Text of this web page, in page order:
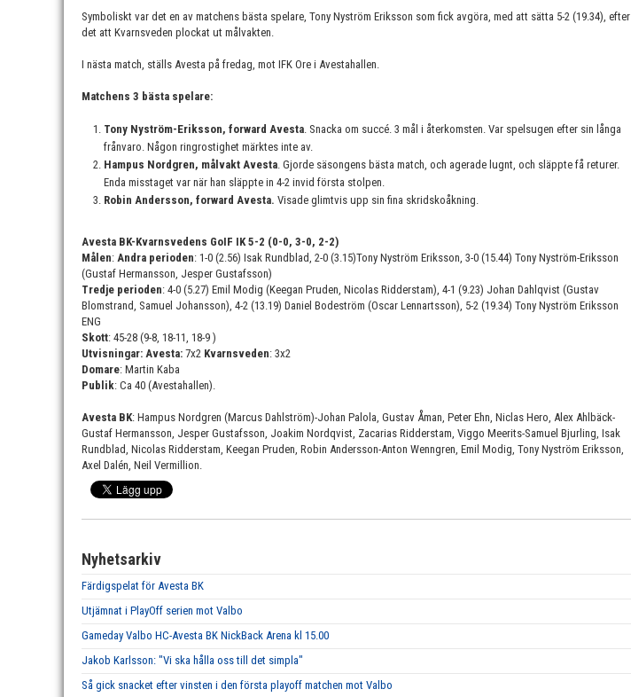
Symboliskt var det en av matchens bästa spelare, Tony Nyström Eriksson som fick avgöra, med att sätta 5-2 (19.34), efter
det att Kvarnsveden plockat ut målvakten.
I nästa match, ställs Avesta på fredag, mot IFK Ore i Avestahallen.
Matchens 3 bästa spelare:
Tony Nyström-Eriksson, forward Avesta. Snacka om succé. 3 mål i återkomsten. Var spelsugen efter sin långa
frånvaro. Någon ringrostighet märktes inte av.
Hampus Nordgren, målvakt Avesta. Gjorde säsongens bästa match, och agerade lugnt, och släppte få returer.
Enda misstaget var när han släppte in 4-2 invid första stolpen.
Robin Andersson, forward Avesta. Visade glimtvis upp sin fina skridskoåkning.
Avesta BK-Kvarnsvedens GoIF IK 5-2 (0-0, 3-0, 2-2)
Målen: Andra perioden: 1-0 (2.56) Isak Rundblad, 2-0 (3.15)Tony Nyström Eriksson, 3-0 (15.44) Tony Nyström-Eriksson
(Gustaf Hermansson, Jesper Gustafsson)
Tredje perioden: 4-0 (5.27) Emil Modig (Keegan Pruden, Nicolas Ridderstam), 4-1 (9.23) Johan Dahlqvist (Gustav
Blomstrand, Samuel Johansson), 4-2 (13.19) Daniel Bodeström (Oscar Lennartsson), 5-2 (19.34) Tony Nyström Eriksson
ENG
Skott: 45-28 (9-8, 18-11, 18-9 )
Utvisningar: Avesta: 7x2 Kvarnsveden: 3x2
Domare: Martin Kaba
Publik: Ca 40 (Avestahallen).
Avesta BK: Hampus Nordgren (Marcus Dahlström)-Johan Palola, Gustav Åman, Peter Ehn, Niclas Hero, Alex Ahlbäck-
Gustaf Hermansson, Jesper Gustafsson, Joakim Nordqvist, Zacarias Ridderstam, Viggo Meerits-Samuel Bjurling, Isak
Rundblad, Nicolas Ridderstam, Keegan Pruden, Robin Andersson-Anton Wenngren, Emil Modig, Tony Nyström Eriksson,
Axel Dalén, Neil Vermillion.
Nyhetsarkiv
Färdigspelat för Avesta BK
Utjämnat i PlayOff serien mot Valbo
Gameday Valbo HC-Avesta BK NickBack Arena kl 15.00
Jakob Karlsson: "Vi ska hålla oss till det simpla"
Så gick snacket efter vinsten i den första playoff matchen mot Valbo